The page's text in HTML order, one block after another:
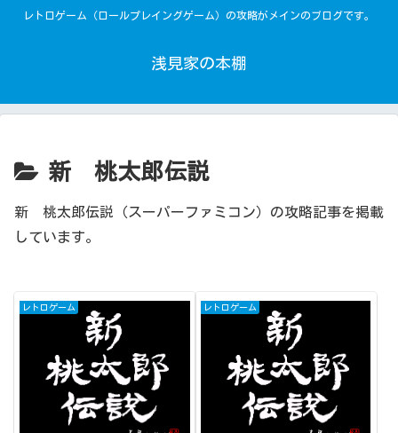
レトロゲーム（ロールプレイングゲーム）の攻略がメインのブログです。
浅見家の本棚
新 桃太郎伝説
新 桃太郎伝説（スーパーファミコン）の攻略記事を掲載
しています。
レトロゲーム レトロゲーム